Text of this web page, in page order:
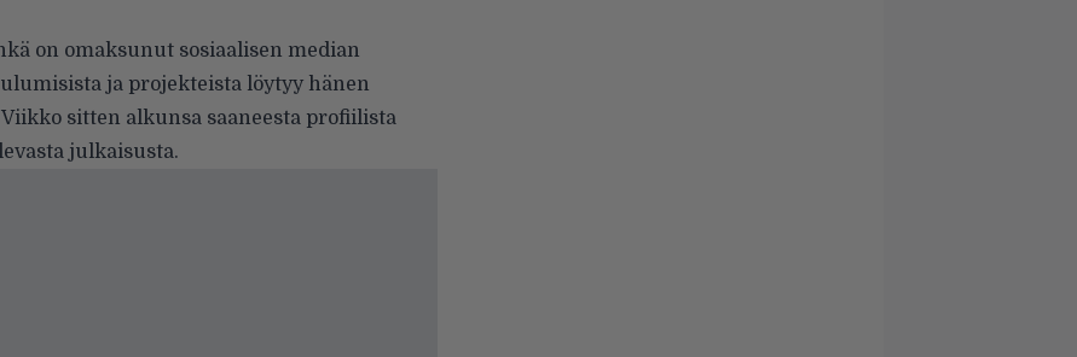
on omaksunut sosiaalisen median
ja projekteista löytyy hänen
Viikko sitten alkunsa saaneesta profiilista
julkaisusta.